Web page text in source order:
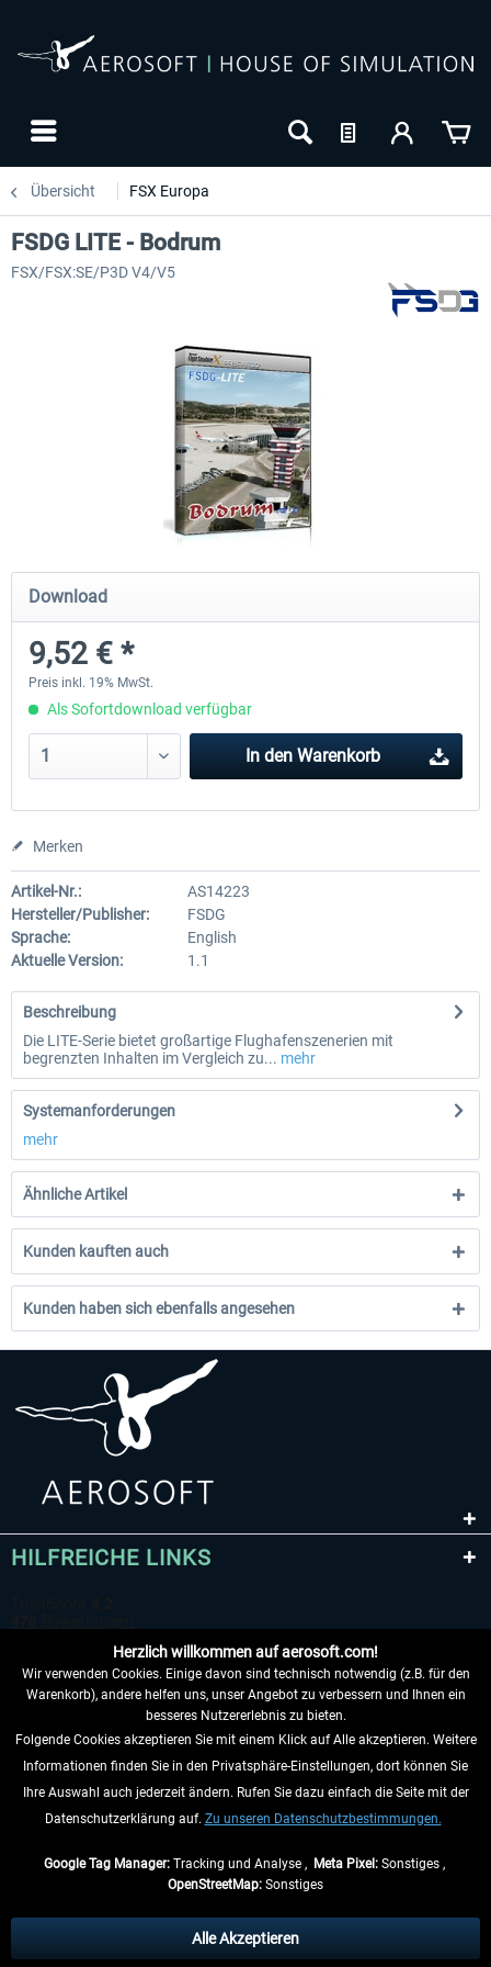
Übersicht FSX Europa
Mega Airport Frankfurt V2.0
29,95 € *
Mega Airport Berlin
FSDG LITE - Bodrum
FSX/FSX:SE/P3D V4/V5
Download
9,52 € *
Preis inkl. 19% MwSt.
Als Sofortdownload verfügbar
In den Warenkorb
Merken
Artikel-Nr.:
AS14223
Hersteller/Publisher:
FSDG
Sprache:
English
Aktuelle Version:
1.1
Beschreibung
Die LITE-Serie bietet großartige Flughafenszenerien mit
begrenzten Inhalten im Vergleich zu... mehr
Systemanforderungen
mehr
Ähnliche Artikel
Kunden kauften auch
Kunden haben sich ebenfalls angesehen
HILFREICHE LINKS
VERTRAG WIDERRUFEN
INFORMATIONEN
anders beschrieben.
** Gilt für Lieferungen innerhalb Deutschlands, Lieferzeiten für andere Länder
Herzlich willkommen auf aerosoft.com!
Wir verwenden Cookies. Einige davon sind technisch notwendig (z.B. für den
Warenkorb), andere helfen uns, unser Angebot zu verbessern und Ihnen ein
besseres Nutzererlebnis zu bieten.
Folgende Cookies akzeptieren Sie mit einem Klick auf Alle akzeptieren. Weitere
Informationen finden Sie in den Privatsphäre-Einstellungen, dort können Sie
Ihre Auswahl auch jederzeit ändern. Rufen Sie dazu einfach die Seite mit der
Datenschutzerklärung auf. Zu unseren Datenschutzbestimmungen.
Google Tag Manager:Tracking und Analyse , Meta Pixel:Sonstiges ,
OpenStreetMap: Sonstiges
Alle Akzeptieren